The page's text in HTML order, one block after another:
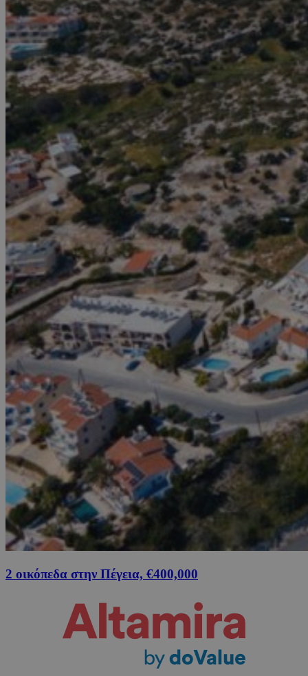
2 οικόπεδα στην Πέγεια, €400,000